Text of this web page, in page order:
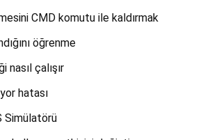
CMD komutu ile kaldırmak
öğrenme
çalışır
hatası
Simülatörü